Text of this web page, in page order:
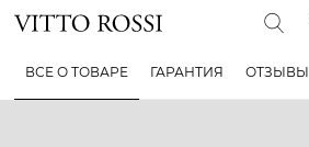
ВСЕ О ТОВАРЕ ГАРАНТИЯ ОТЗЫВЫ